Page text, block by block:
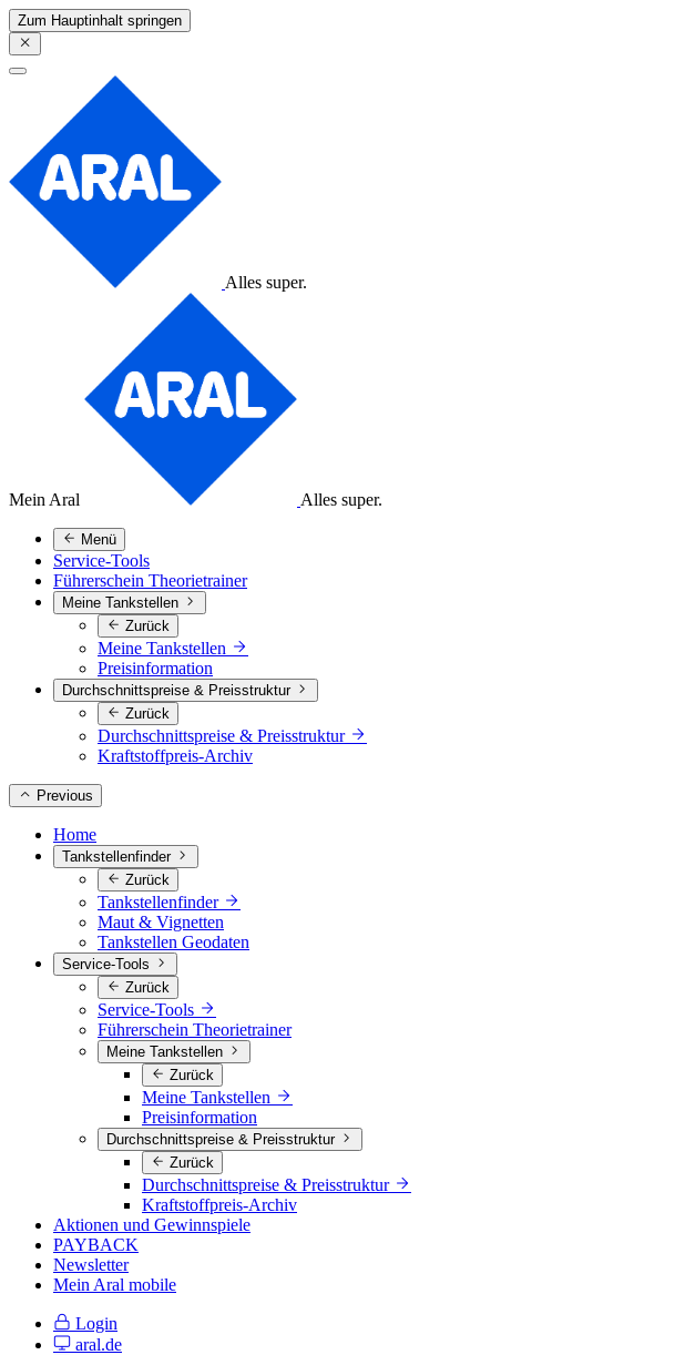
Zum Hauptinhalt springen
Alles super.
Mein Aral Alles super.
Menü
Service-Tools
Führerschein Theorietrainer
Meine Tankstellen
Zurück
Meine Tankstellen
Preisinformation
Durchschnittspreise & Preisstruktur
Zurück
Durchschnittspreise & Preisstruktur
Kraftstoffpreis-Archiv
Previous
Home
Tankstellenfinder
Zurück
Tankstellenfinder
Maut & Vignetten
Tankstellen Geodaten
Service-Tools
Zurück
Service-Tools
Führerschein Theorietrainer
Meine Tankstellen
Zurück
Meine Tankstellen
Preisinformation
Durchschnittspreise & Preisstruktur
Zurück
Durchschnittspreise & Preisstruktur
Kraftstoffpreis-Archiv
Aktionen und Gewinnspiele
PAYBACK
Newsletter
Mein Aral mobile
Login
aral.de